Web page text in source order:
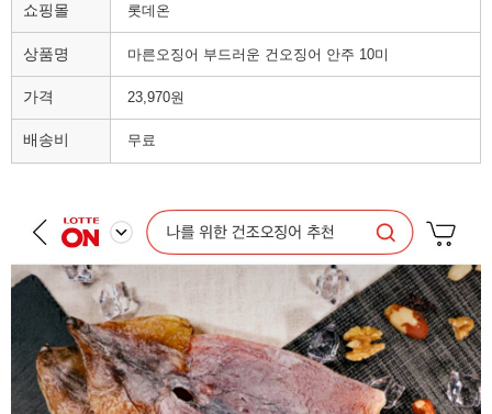
쇼핑몰 롯데온
상품명 마른오징어 부드러운 건오징어 안주 10미
가격 23,970원
배송비 무료